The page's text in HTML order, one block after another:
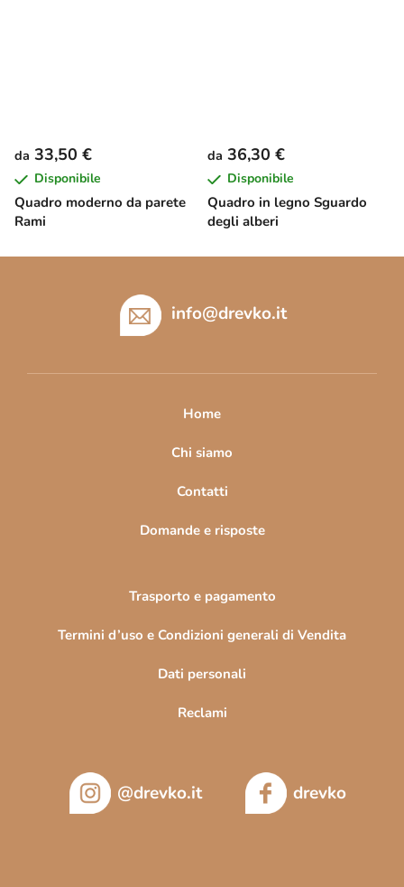
Quadro moderno da parete
Rami
da 33,50 €
Disponibile
Quadro in legno Sguardo
degli alberi
da 36,30 €
Disponibile
info@drevko.it
Home
Chi siamo
Contatti
Domande e risposte
Trasporto e pagamento
Termini d’uso e Condizioni generali di Vendita
Dati personali
Reclami
@drevko.it drevko